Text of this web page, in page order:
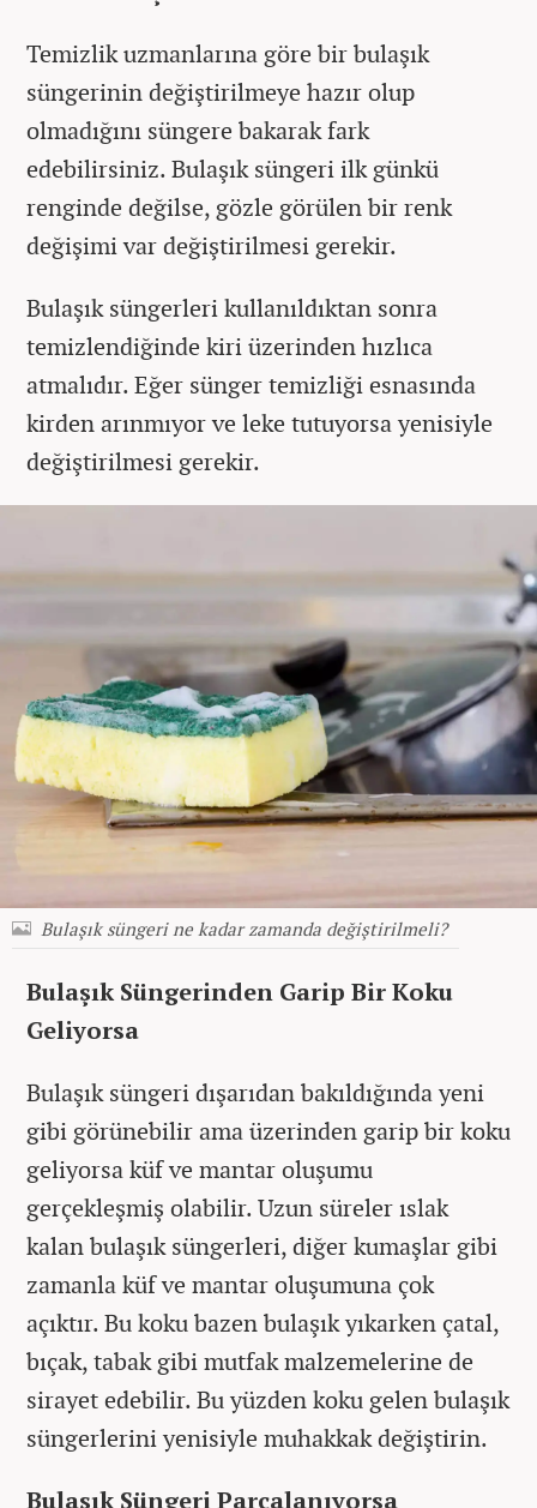
Temizlik uzmanlarına göre bir bulaşık
süngerinin değiştirilmeye hazır olup
olmadığını süngere bakarak fark
edebilirsiniz. Bulaşık süngeri ilk günkü
renginde değilse, gözle görülen bir renk
değişimi var değiştirilmesi gerekir.
Bulaşık süngerleri kullanıldıktan sonra
temizlendiğinde kiri üzerinden hızlıca
atmalıdır. Eğer sünger temizliği esnasında
kirden arınmıyor ve leke tutuyorsa yenisiyle
değiştirilmesi gerekir.
Bulaşık süngeri ne kadar zamanda değiştirilmeli?
Bulaşık Süngerinden Garip Bir Koku
Geliyorsa
Bulaşık süngeri dışarıdan bakıldığında yeni
gibi görünebilir ama üzerinden garip bir koku
geliyorsa küf ve mantar oluşumu
gerçekleşmiş olabilir. Uzun süreler ıslak
kalan bulaşık süngerleri, diğer kumaşlar gibi
zamanla küf ve mantar oluşumuna çok
açıktır. Bu koku bazen bulaşık yıkarken çatal,
bıçak, tabak gibi mutfak malzemelerine de
sirayet edebilir. Bu yüzden koku gelen bulaşık
süngerlerini yenisiyle muhakkak değiştirin.
Bulaşık Süngeri Parçalanıyorsa